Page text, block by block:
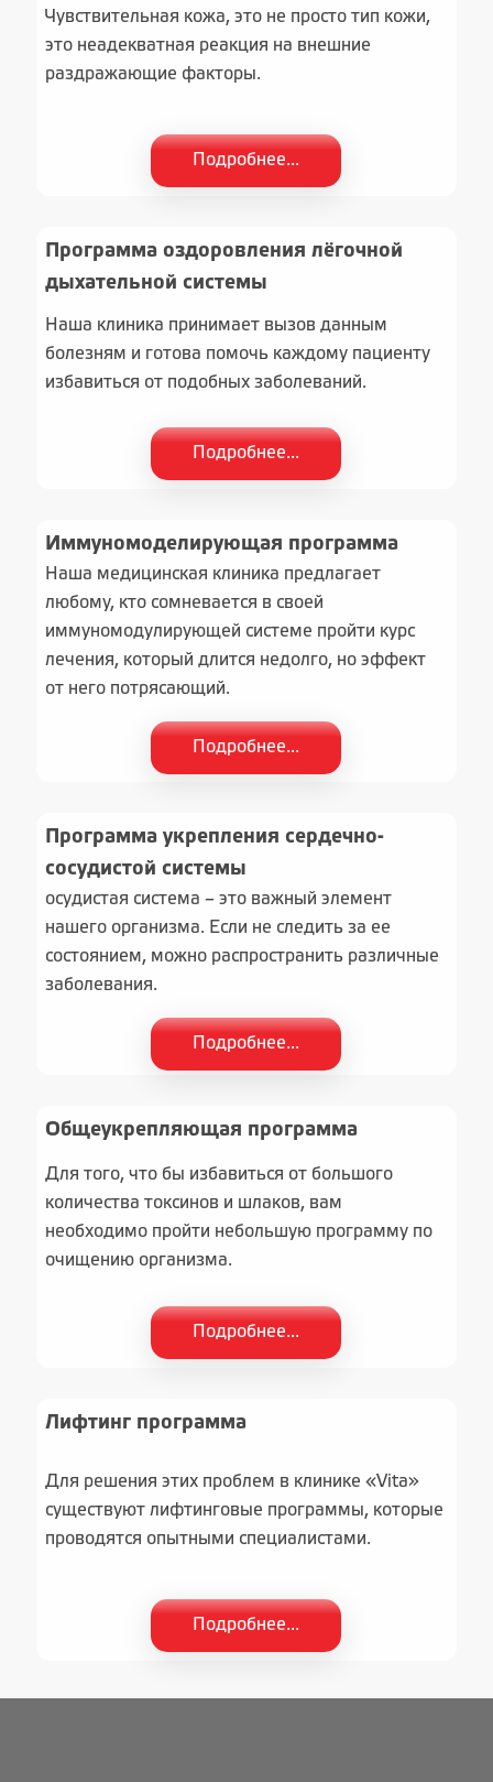
Чувствительная кожа, это не просто тип кожи,
это неадекватная реакция на внешние
раздражающие факторы.
Подробнее...
Программа оздоровления лёгочной
дыхательной системы
Наша клиника принимает вызов данным
болезням и готова помочь каждому пациенту
избавиться от подобных заболеваний.
Подробнее...
Иммуномоделирующая программа
Наша медицинская клиника предлагает
любому, кто сомневается в своей
иммуномодулирующей системе пройти курс
лечения, который длится недолго, но эффект
от него потрясающий.
Подробнее...
Программа укрепления сердечно-
сосудистой системы
осудистая система – это важный элемент
нашего организма. Если не следить за ее
состоянием, можно распространить различные
заболевания.
Подробнее...
Общеукрепляющая программа
Для того, что бы избавиться от большого
количества токсинов и шлаков, вам
необходимо пройти небольшую программу по
очищению организма.
Подробнее...
Лифтинг программа
Для решения этих проблем в клинике «Vita»
существуют лифтинговые программы, которые
проводятся опытными специалистами.
Подробнее...